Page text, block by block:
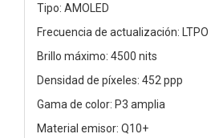
Tipo: AMOLED
Frecuencia de actualización:
Brillo máximo: 4500 nits
Densidad de píxeles: 452 ppp
Gama de color: P3 amplia
Material emisor: Q10+